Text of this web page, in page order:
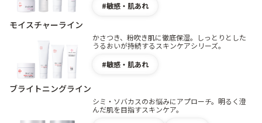
敏感・肌あれ
モイスチャーライン
かさつき、粉吹き肌に徹底保湿。しっとりとした
うるおいが持続するスキンケアシリーズ。
敏感・肌あれ
ブライトニングライン
シミ・ソバカスのお悩みにアプローチ。明るく澄
んだ肌を目指すスキンケア。